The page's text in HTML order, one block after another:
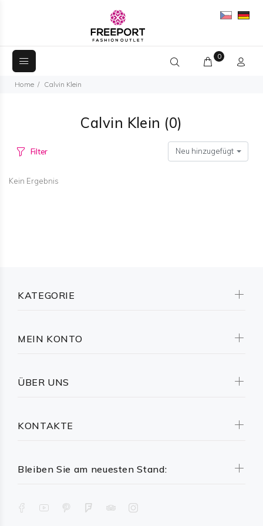
0
Home Calvin Klein
Calvin Klein (0)
Filter Neu hinzugefügt
Kein Ergebnis
Bleiben Sie am neuesten Stand:
KATEGORIE
MEIN KONTO
ÜBER UNS
KONTAKTE